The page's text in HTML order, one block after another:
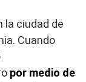
la ciudad de
Cuando
por medio de